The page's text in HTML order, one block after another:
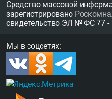
Средство массовой
зарегистрировано
свидетельство ЭЛ № ФС 77 -
Мы в соцсетях: